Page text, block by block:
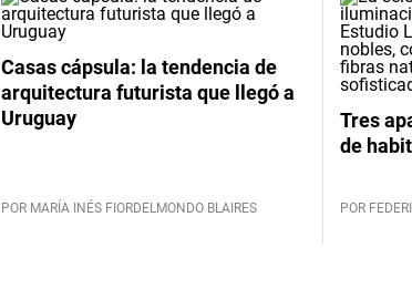
Casas cápsula: la tendencia de
arquitectura futurista que llegó a
Uruguay
POR MARÍA INÉS FIORDELMONDO BLAIRES
Tres
de
POR